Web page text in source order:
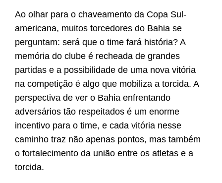
Ao olhar para o chaveamento da Copa Sul-
americana, muitos torcedores do Bahia se
perguntam: será que o time fará história? A
memória do clube é recheada de grandes
partidas e a possibilidade de uma nova vitória
na competição é algo que mobiliza a torcida. A
perspectiva de ver o Bahia enfrentando
adversários tão respeitados é um enorme
incentivo para o time, e cada vitória nesse
caminho traz não apenas pontos, mas também
o fortalecimento da união entre os atletas e a
torcida.